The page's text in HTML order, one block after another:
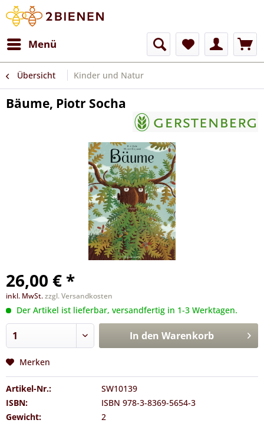
Menü
Übersicht Kinder und Natur
Bäume, Piotr Socha
26,00 € *
inkl. MwSt.zzgl. Versandkosten
Der Artikel ist lieferbar, versandfertig in 1-3 Werktagen.
In den Warenkorb
Merken
Artikel-Nr.:
SW10139
ISBN:
ISBN 978-3-8369-5654-3
Gewicht:
2